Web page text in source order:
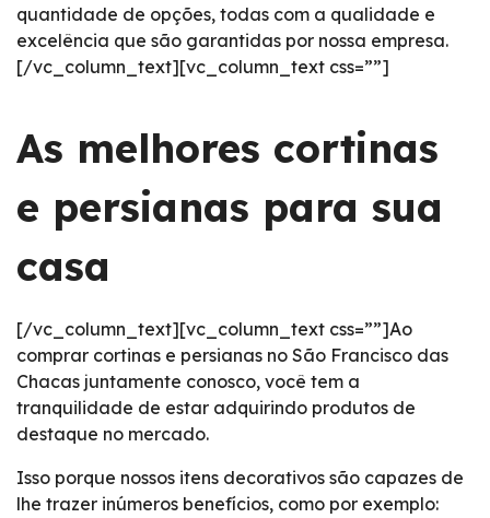
quantidade de opções, todas com a qualidade e
excelência que são garantidas por nossa empresa.
[/vc_column_text][vc_column_text css=””]
As melhores cortinas
e persianas para sua
casa
[/vc_column_text][vc_column_text css=””]Ao
comprar cortinas e persianas no São Francisco das
Chacas juntamente conosco, você tem a
tranquilidade de estar adquirindo produtos de
destaque no mercado.
Isso porque nossos itens decorativos são capazes de
lhe trazer inúmeros benefícios, como por exemplo: